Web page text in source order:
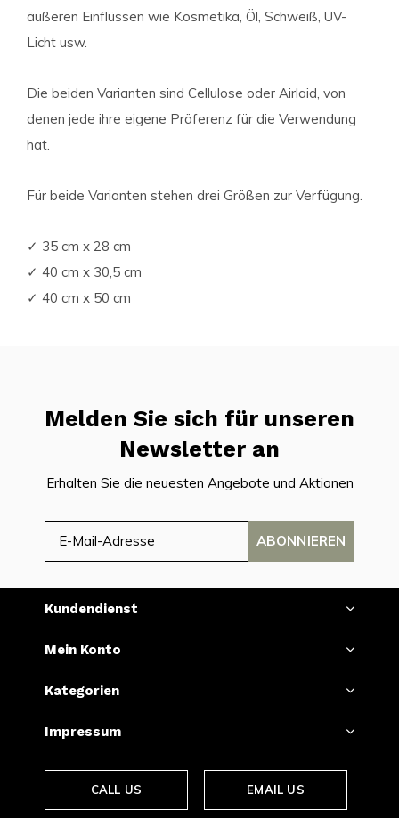
äußeren Einflüssen wie Kosmetika, Öl, Schweiß, UV-
Licht usw.
Die beiden Varianten sind Cellulose oder Airlaid, von
denen jede ihre eigene Präferenz für die Verwendung
hat.
Für beide Varianten stehen drei Größen zur Verfügung.
✓ 35 cm x 28 cm
✓ 40 cm x 30,5 cm
✓ 40 cm x 50 cm
Melden Sie sich für unseren
Newsletter an
Erhalten Sie die neuesten Angebote und Aktionen
ABONNIEREN
Kundendienst
Mein Konto
Kategorien
Impressum
CALL US EMAIL US